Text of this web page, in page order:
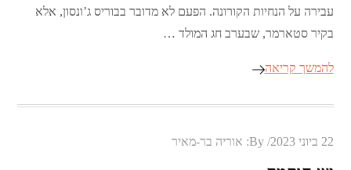
עבירה על הנחיות הקורונה. הפעם לא מדובר בבוריס ג’ונסון, אלא
בקיר סטארמר, שבערב חג המולד …
להמשך קריאה
Posted
22 ביוני 2023 By: אוריה בר-מאיר